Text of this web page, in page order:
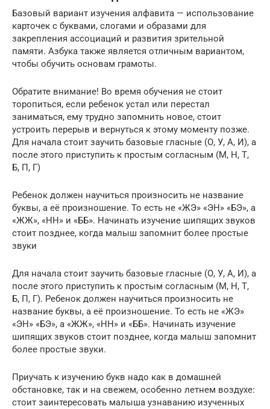
Базовый вариант изучения алфавита — использование
карточек с буквами, слогами и образами для
закрепления ассоциаций и развития зрительной
памяти. Азбука также является отличным вариантом,
чтобы обучить основам грамоты.
Обратите внимание! Во время обучения не стоит
торопиться, если ребенок устал или перестал
заниматься, ему трудно запомнить новое, стоит
устроить перерыв и вернуться к этому моменту позже.
Для начала стоит заучить базовые гласные (О, У, А, И), а
после этого приступить к простым согласным (М, Н, Т,
Б, П, Г)
Ребенок должен научиться произносить не название
буквы, а её произношение. То есть не «ЖЭ» «ЭН» «БЭ», а
«ЖЖ», «НН» и «ББ». Начинать изучение шипящих звуков
стоит позднее, когда малыш запомнит более простые
звуки
Для начала стоит заучить базовые гласные (О, У, А, И), а
после этого приступить к простым согласным (М, Н, Т,
Б, П, Г). Ребенок должен научиться произносить не
название буквы, а её произношение. То есть не «ЖЭ»
«ЭН» «БЭ», а «ЖЖ», «НН» и «ББ». Начинать изучение
шипящих звуков стоит позднее, когда малыш запомнит
более простые звуки.
Приучать к изучению букв надо как в домашней
обстановке, так и на свежем, особенно летнем воздухе:
стоит заинтересовать малыша узнаванию изученных